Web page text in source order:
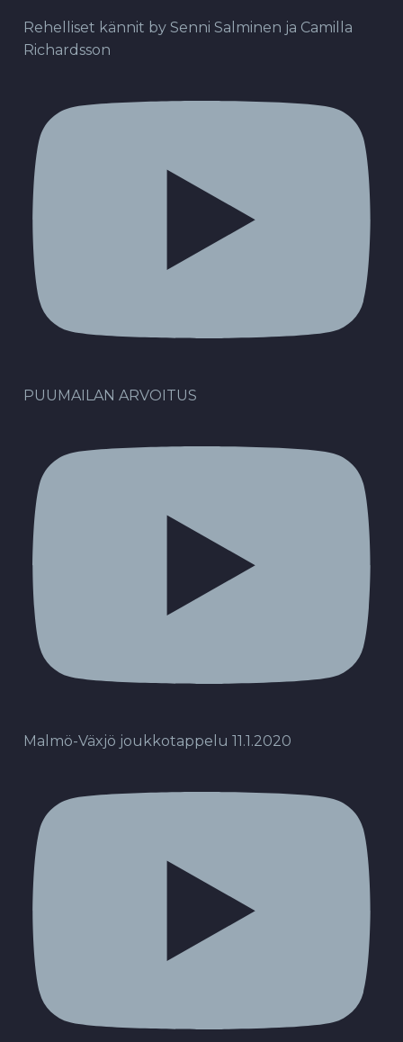
Rehelliset kännit by Senni Salminen ja Camilla
Richardsson
PUUMAILAN ARVOITUS
Malmö-Växjö joukkotappelu 11.1.2020